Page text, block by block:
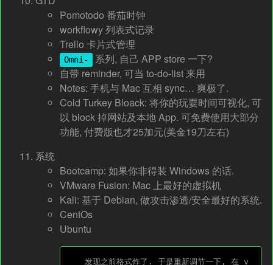
Pomotodo 番茄时钟
workflowy 列表式记录
Trello 卡片式管理
Omni- 系列, 自己 APP store 一下?
自带 reminder, 可当 to-do-list 来用
Notes: 手机与 Mac 互相 sync… 爽极了.
Cold Turkey Bloack: 将你的玩耍时间可视化, 可
以 block 掉网站及本地 App. 可免费使用大部分
功能, 付费版也才25加元(美金19刀左右)
系统
Bootcamp: 如果你非得装 Windows 的话.
VMware Fusion: Mac 上最好的虚拟机
Kali: 基于 Debian, 做攻击渗透/安全最好的系统.
CentOs
Ubuntu